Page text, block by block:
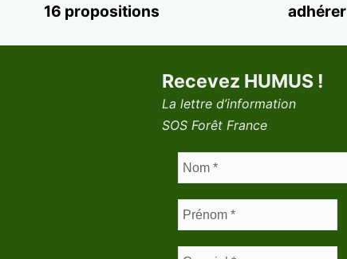
16 propositions adhérer
Recevez HUMUS !
La lettre d’information
SOS Forêt France